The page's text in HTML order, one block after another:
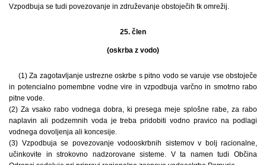
Vzpodbuja se tudi povezovanje in združevanje obstoječih tk omrežij.
25. člen
(oskrba z vodo)
(1) Za zagotavljanje ustrezne oskrbe s pitno vodo se varuje vse obstoječe
in potencialno pomembne vodne vire in vzpodbuja varčno in smotrno rabo
pitne vode.
(2) Za vsako rabo vodnega dobra, ki presega meje splošne rabe, za rabo
naplavin ali podzemnih voda je treba pridobiti vodno pravico na podlagi
vodnega dovoljenja ali koncesije.
(3) Vzpodbuja se povezovanje vodooskrbnih sistemov v bolj racionalne,
učinkovite in strokovno nadzorovane sisteme. V ta namen tudi Občina